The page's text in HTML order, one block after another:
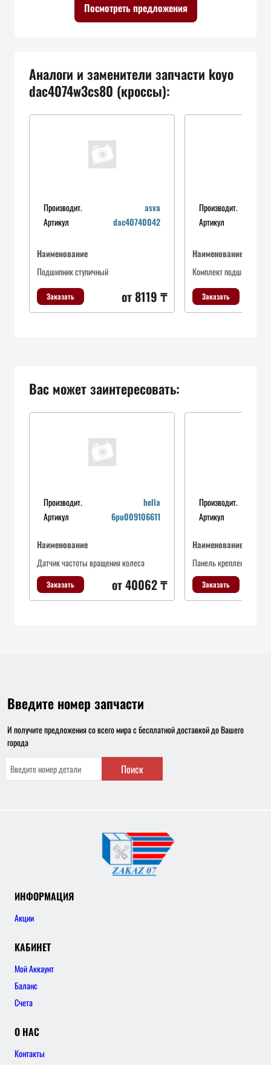
Посмотреть предложения
Аналоги и заменители запчасти koyo
dac4074w3cs80 (кроссы):
Производит.
asva
Артикул
dac40740042
Наименование
Подшипник ступичный
Заказать от 8119 ₸
Производит.
Артикул
Наименование
Комплект подшипника
Заказать
Вас может заинтересовать:
Производит.
hella
Артикул
6pu009106611
Наименование
Датчик частоты вращения колеса
Заказать от 40062 ₸
Производит.
Артикул
Наименование
Панель крепления
Заказать
Введите номер запчасти
И получите предложения со всего мира с бесплатной доставкой до Вашего
города
Поиск
ИНФОРМАЦИЯ
Акции
КАБИНЕТ
Мой Аккаунт
Баланс
Счета
О НАС
Контакты